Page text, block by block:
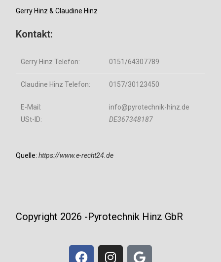
Gerry Hinz & Claudine Hinz
Kontakt:
Gerry Hinz Telefon: 0151/64307789
Claudine Hinz Telefon: 0157/30123450
E-Mail:
USt-ID:
info@pyrotechnik-hinz.de
DE367348187
Quelle:https://www.e-recht24.de
Copyright 2026 -Pyrotechnik Hinz GbR